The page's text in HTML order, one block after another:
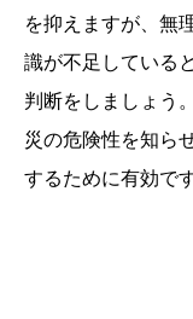
を抑えますが、無
識が不足している
判断をしましょう
災の危険性を知ら
するために有効です